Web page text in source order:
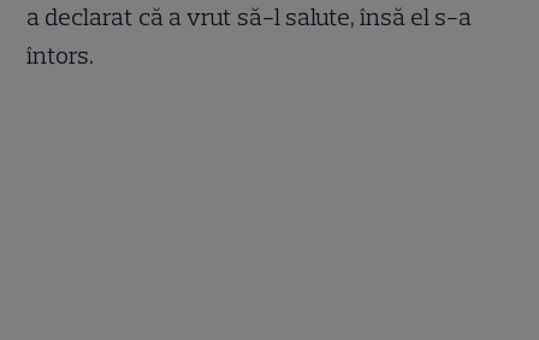
a declarat că a vrut să-l salute, însă el s-a
întors.